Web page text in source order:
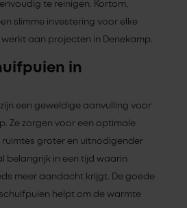
te reinigen. Kortom,
slimme investering voor elke
aan projecten in Denekamp.
in
een geweldige aanvulling voor
Ze zorgen voor een optimale
ruimtes groter en uitnodigender
belangrijk in een tijd waarin
meer aandacht krijgt. De goede
helpt om de warmte